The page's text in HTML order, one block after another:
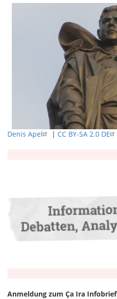
Denis Apel | CC BY-SA 2.0 DE
Anmeldung zum Ça Ira Infobrief